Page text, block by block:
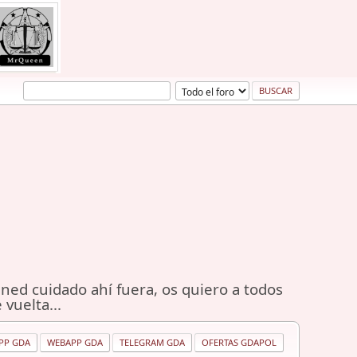
cuidado ahí fuera, os quiero a todos
vuelta...
GDA WEBAPP GDA TELEGRAM GDA OFERTAS GDAPOL